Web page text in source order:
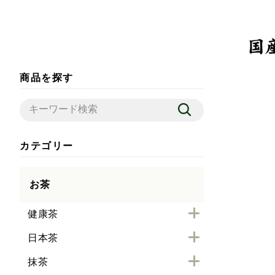
商品を探す
カテゴリー
お茶
健康茶
日本茶
抹茶